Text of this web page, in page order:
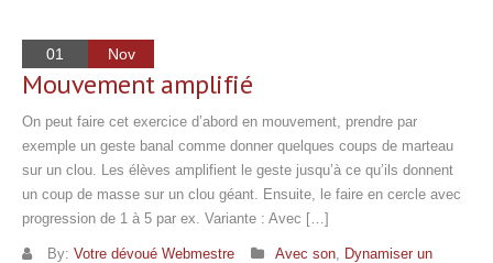
01 Nov
Mouvement amplifié
On peut faire cet exercice d’abord en mouvement, prendre par
exemple un geste banal comme donner quelques coups de marteau
sur un clou. Les élèves amplifient le geste jusqu’à ce qu’ils donnent
un coup de masse sur un clou géant. Ensuite, le faire en cercle avec
progression de 1 à 5 par ex. Variante : Avec […]
By: Votre dévoué Webmestre Avec son, Dynamiser un